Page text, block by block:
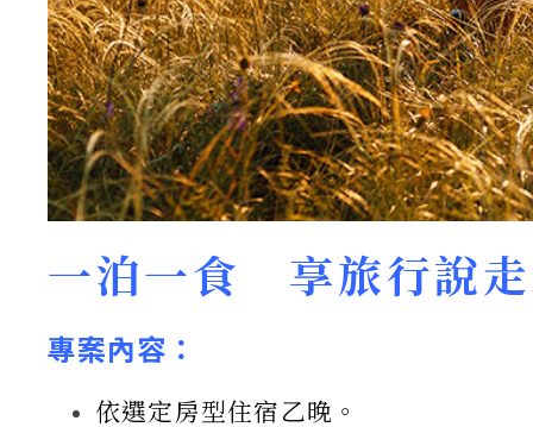
一泊一食 享旅行說
專案內容：
依選定房型住宿乙晚。